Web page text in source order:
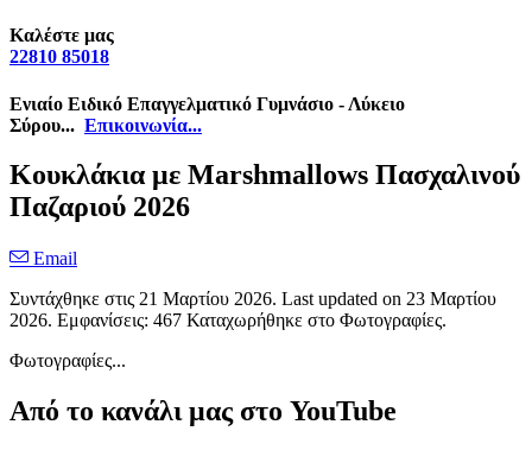
Καλέστε μας
22810 85018
Ενιαίο Ειδικό Επαγγελματικό Γυμνάσιο - Λύκειο
Σύρου... Επικοινωνία...
Κουκλάκια με Marshmallows Πασχαλινού
Παζαριού 2026
Email
Συντάχθηκε στις 21 Μαρτίου 2026. Last updated on 23 Μαρτίου
2026. Εμφανίσεις: 467 Καταχωρήθηκε στο Φωτογραφίες.
Φωτογραφίες...
Από το κανάλι μας στο YouTube